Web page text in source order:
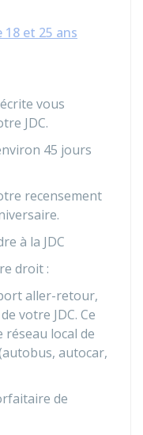
18 et 25 ans
vous
JDC.
45 jours
recensement
à la JDC
droit :
aller-retour,
votre JDC. Ce
local de
autocar,
de